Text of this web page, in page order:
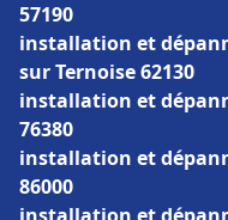
57190
installation et
sur Ternoise 62130
installation et
76380
installation et
86000